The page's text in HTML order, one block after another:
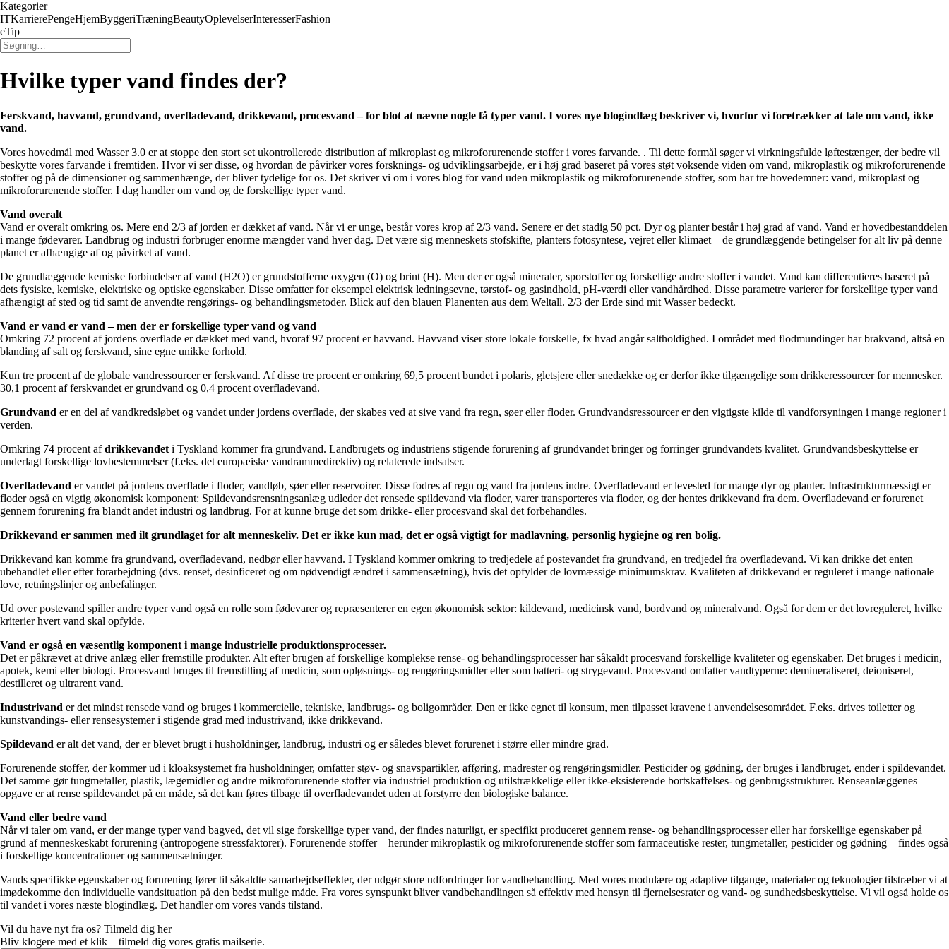
Kategorier
ITKarrierePengeHjemByggeriTræningBeautyOplevelserInteresserFashion
eTip
Hvilke typer vand findes der?
Ferskvand, havvand, grundvand, overfladevand, drikkevand, procesvand – for blot at nævne nogle få typer vand. I vores nye blogindlæg beskriver vi, hvorfor vi foretrækker at tale om vand, ikke
vand.
Vores hovedmål med Wasser 3.0 er at stoppe den stort set ukontrollerede distribution af mikroplast og mikroforurenende stoffer i vores farvande. . Til dette formål søger vi virkningsfulde løftestænger, der bedre vil
beskytte vores farvande i fremtiden. Hvor vi ser disse, og hvordan de påvirker vores forsknings- og udviklingsarbejde, er i høj grad baseret på vores støt voksende viden om vand, mikroplastik og mikroforurenende
stoffer og på de dimensioner og sammenhænge, der bliver tydelige for os. Det skriver vi om i vores blog for vand uden mikroplastik og mikroforurenende stoffer, som har tre hovedemner: vand, mikroplast og
mikroforurenende stoffer. I dag handler om vand og de forskellige typer vand.
Vand overalt
Vand er overalt omkring os. Mere end 2/3 af jorden er dækket af vand. Når vi er unge, består vores krop af 2/3 vand. Senere er det stadig 50 pct. Dyr og planter består i høj grad af vand. Vand er hovedbestanddelen
i mange fødevarer. Landbrug og industri forbruger enorme mængder vand hver dag. Det være sig menneskets stofskifte, planters fotosyntese, vejret eller klimaet – de grundlæggende betingelser for alt liv på denne
planet er afhængige af og påvirket af vand.
De grundlæggende kemiske forbindelser af vand (H2O) er grundstofferne oxygen (O) og brint (H). Men der er også mineraler, sporstoffer og forskellige andre stoffer i vandet. Vand kan differentieres baseret på
dets fysiske, kemiske, elektriske og optiske egenskaber. Disse omfatter for eksempel elektrisk ledningsevne, tørstof- og gasindhold, pH-værdi eller vandhårdhed. Disse parametre varierer for forskellige typer vand
afhængigt af sted og tid samt de anvendte rengørings- og behandlingsmetoder. Blick auf den blauen Planenten aus dem Weltall. 2/3 der Erde sind mit Wasser bedeckt.
Vand er vand er vand – men der er forskellige typer vand og vand
Omkring 72 procent af jordens overflade er dækket med vand, hvoraf 97 procent er havvand. Havvand viser store lokale forskelle, fx hvad angår saltholdighed. I området med flodmundinger har brakvand, altså en
blanding af salt og ferskvand, sine egne unikke forhold.
Kun tre procent af de globale vandressourcer er ferskvand. Af disse tre procent er omkring 69,5 procent bundet i polaris, gletsjere eller snedække og er derfor ikke tilgængelige som drikkeressourcer for mennesker.
30,1 procent af ferskvandet er grundvand og 0,4 procent overfladevand.
Grundvand er en del af vandkredsløbet og vandet under jordens overflade, der skabes ved at sive vand fra regn, søer eller floder. Grundvandsressourcer er den vigtigste kilde til vandforsyningen i mange regioner i
verden.
Omkring 74 procent afdrikkevandet i Tyskland kommer fra grundvand. Landbrugets og industriens stigende forurening af grundvandet bringer og forringer grundvandets kvalitet. Grundvandsbeskyttelse er
underlagt forskellige lovbestemmelser (f.eks. det europæiske vandrammedirektiv) og relaterede indsatser.
Overfladevand er vandet på jordens overflade i floder, vandløb, søer eller reservoirer. Disse fodres af regn og vand fra jordens indre. Overfladevand er levested for mange dyr og planter. Infrastrukturmæssigt er
floder også en vigtig økonomisk komponent: Spildevandsrensningsanlæg udleder det rensede spildevand via floder, varer transporteres via floder, og der hentes drikkevand fra dem. Overfladevand er forurenet
gennem forurening fra blandt andet industri og landbrug. For at kunne bruge det som drikke- eller procesvand skal det forbehandles.
Drikkevand er sammen med ilt grundlaget for alt menneskeliv. Det er ikke kun mad, det er også vigtigt for madlavning, personlig hygiejne og ren bolig.
Drikkevand kan komme fra grundvand, overfladevand, nedbør eller havvand. I Tyskland kommer omkring to tredjedele af postevandet fra grundvand, en tredjedel fra overfladevand. Vi kan drikke det enten
ubehandlet eller efter forarbejdning (dvs. renset, desinficeret og om nødvendigt ændret i sammensætning), hvis det opfylder de lovmæssige minimumskrav. Kvaliteten af drikkevand er reguleret i mange nationale
love, retningslinjer og anbefalinger.
Ud over postevand spiller andre typer vand også en rolle som fødevarer og repræsenterer en egen økonomisk sektor: kildevand, medicinsk vand, bordvand og mineralvand. Også for dem er det lovreguleret, hvilke
kriterier hvert vand skal opfylde.
Vand er også en væsentlig komponent i mange industrielle produktionsprocesser.
Det er påkrævet at drive anlæg eller fremstille produkter. Alt efter brugen af forskellige komplekse rense- og behandlingsprocesser har såkaldt procesvand forskellige kvaliteter og egenskaber. Det bruges i medicin,
apotek, kemi eller biologi. Procesvand bruges til fremstilling af medicin, som opløsnings- og rengøringsmidler eller som batteri- og strygevand. Procesvand omfatter vandtyperne: demineraliseret, deioniseret,
destilleret og ultrarent vand.
Industrivand er det mindst rensede vand og bruges i kommercielle, tekniske, landbrugs- og boligområder. Den er ikke egnet til konsum, men tilpasset kravene i anvendelsesområdet. F.eks. drives toiletter og
kunstvandings- eller rensesystemer i stigende grad med industrivand, ikke drikkevand.
Spildevand er alt det vand, der er blevet brugt i husholdninger, landbrug, industri og er således blevet forurenet i større eller mindre grad.
Forurenende stoffer, der kommer ud i kloaksystemet fra husholdninger, omfatter støv- og snavspartikler, afføring, madrester og rengøringsmidler. Pesticider og gødning, der bruges i landbruget, ender i spildevandet.
Det samme gør tungmetaller, plastik, lægemidler og andre mikroforurenende stoffer via industriel produktion og utilstrækkelige eller ikke-eksisterende bortskaffelses- og genbrugsstrukturer. Renseanlæggenes
opgave er at rense spildevandet på en måde, så det kan føres tilbage til overfladevandet uden at forstyrre den biologiske balance.
Vand eller bedre vand
Når vi taler om vand, er der mange typer vand bagved, det vil sige forskellige typer vand, der findes naturligt, er specifikt produceret gennem rense- og behandlingsprocesser eller har forskellige egenskaber på
grund af menneskeskabt forurening (antropogene stressfaktorer). Forurenende stoffer – herunder mikroplastik og mikroforurenende stoffer som farmaceutiske rester, tungmetaller, pesticider og gødning – findes også
i forskellige koncentrationer og sammensætninger.
Vands specifikke egenskaber og forurening fører til såkaldte samarbejdseffekter, der udgør store udfordringer for vandbehandling. Med vores modulære og adaptive tilgange, materialer og teknologier tilstræber vi at
imødekomme den individuelle vandsituation på den bedst mulige måde. Fra vores synspunkt bliver vandbehandlingen så effektiv med hensyn til fjernelsesrater og vand- og sundhedsbeskyttelse. Vi vil også holde os
til vandet i vores næste blogindlæg. Det handler om vores vands tilstand.
Vil du have nyt fra os? Tilmeld dig her
Bliv klogere med et klik – tilmeld dig vores gratis mailserie.